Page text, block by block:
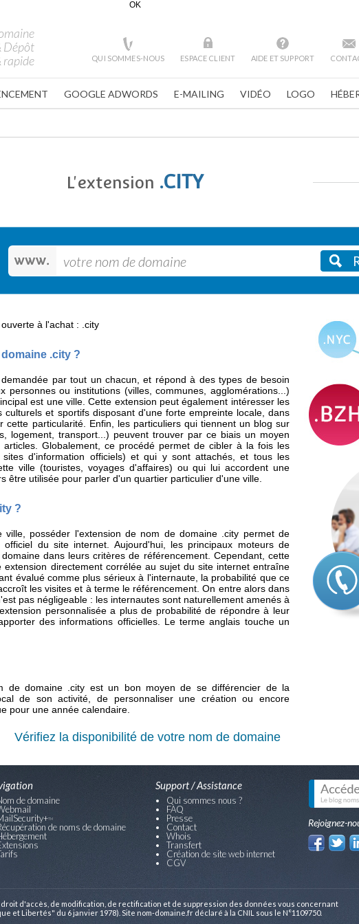
OK
Dépôt
rapide
QUI SOMMES-NOUS ESPACE CLIENT AIDE ET SUPPORT
GOOGLE ADWORDS E-MAILING VIDÉO LOGO
L'extension .CITY
à l'achat : .city
.city ?
par tout un chacun, et répond à des types de besoin
ou institutions (villes, communes, agglomérations...)
est une ville. Cette extension peut également intéresser les
et sportifs disposant d'une forte empreinte locale, dans
cette particularité. Enfin, les particuliers qui tiennent un blog sur
logement, transport...) peuvent trouver par ce biais un moyen
Globalement, ce procédé permet de cibler à la fois les
d'information officiels) et qui y sont attachés, et tous les
ville (touristes, voyages d'affaires) ou qui lui accordent une
être utilisée pour parler d'un quartier particulier d'une ville.
?
posséder l'extension de nom de domaine .city permet de
du site internet. Aujourd'hui, les principaux moteurs de
dans leurs critères de référencement. Cependant, cette
directement corrélée au sujet du site internet entraîne
évalué comme plus sérieux à l'internaute, la probabilité que ce
les visites et à terme le référencement. On entre alors dans
pas négligeable : les internautes sont naturellement amenés à
personnalisée a plus de probabilité de répondre à leur
des informations officielles. Le terme anglais touche un
de domaine .city est un bon moyen de se différencier de la
de son activité, de personnaliser une création ou encore
pour une année calendaire.
Vérifiez la disponibilité de votre nom de domaine
de domaine
TM
de noms de domaine
Support / Assistance
Qui sommes nous ?
FAQ
Presse
Contact
Whois
Transfert
Création de site web internet
CGV
Rejoignez-
droit d'accès, de modification, de rectification et de suppression des données vous concernant
et Libertés" du 6 janvier 1978). Site nom-domaine.fr déclaré à la CNIL sous le N°1109750.